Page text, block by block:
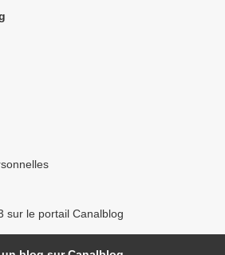
sur le portail Canalblog